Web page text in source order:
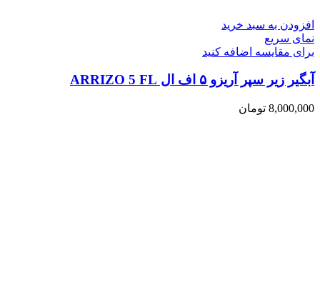
افزودن به سبد خرید
نمای سریع
برای مقایسه اضافه کنید
آبگیر زیر سپر آریزو ۵ اف ال ARRIZO 5 FL
8,000,000 تومان